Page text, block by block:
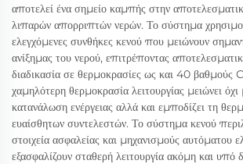
αποτελεί ένα σημείο καμπής στην
λιπαρών απορριπτών νερών. Το σύστημα
ελεγχόμενες συνθήκες κενού που μειώνουν
ανίξημας του νερού, επιτρέποντας
διαδικασία σε θερμοκρασίες ως και 40
χαμηλότερη θερμοκρασία λειτουργίας μειώνει
κατανάλωση ενέργειας αλλά και εμποδίζει τη
ευαίσθητων συντελεστών. Το σύστημα κενού
στοιχεία ασφαλείας και μηχανισμούς αυτόματου
εξασφαλίζουν σταθερή λειτουργία ακόμη και υπό